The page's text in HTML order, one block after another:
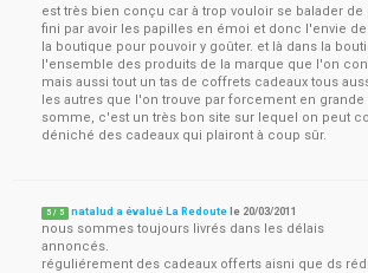
est très bien conçu car à trop vouloir se balader de
fini par avoir les papilles en émoi et donc l'envie
la boutique pour pouvoir y goûter. et là dans la
l'ensemble des produits de la marque que l'on
mais aussi tout un tas de coffrets cadeaux tous
les autres que l'on trouve par forcement en grande
somme, c'est un très bon site sur lequel on peut
déniché des cadeaux qui plairont à coup sûr.
5 / 5 natalud a évalué La Redoute le 20/03/2011
nous sommes toujours livrés dans les délais
annoncés.
réguliérement des cadeaux offerts aisni que ds